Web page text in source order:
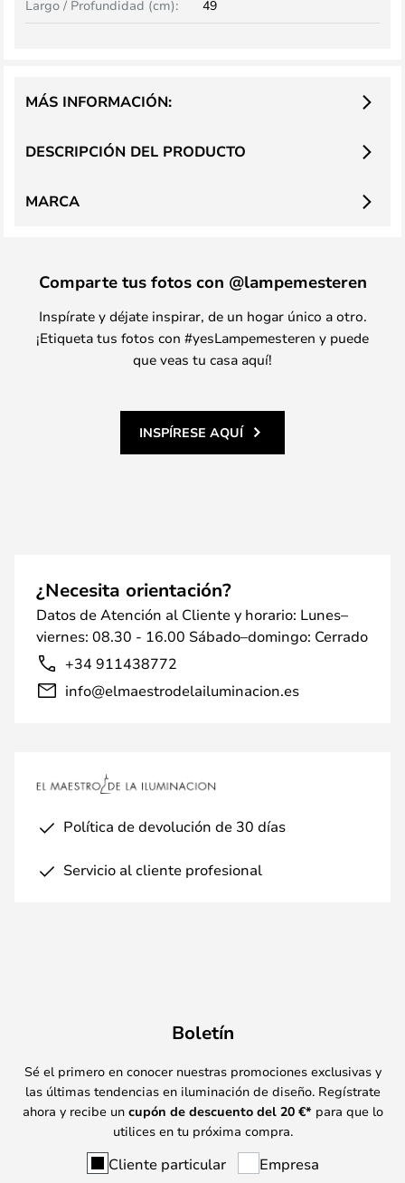
Largo / Profundidad (cm): 49
DESCRIPCIÓN DEL PRODUCTO
MÁS INFORMACIÓN:
MARCA
Comparte tus fotos con @lampemesteren
Inspírate y déjate inspirar, de un hogar único a otro.
¡Etiqueta tus fotos con #yesLampemesteren y puede
que veas tu casa aquí!
INSPÍRESE AQUÍ
¿Necesita orientación?
Datos de Atención al Cliente y horario: Lunes–
viernes: 08.30 - 16.00 Sábado–domingo: Cerrado
+34 911438772
info@elmaestrodelailuminacion.es
Política de devolución de 30 días
Servicio al cliente profesional
Boletín
Sé el primero en conocer nuestras promociones exclusivas y
las últimas tendencias en iluminación de diseño. Regístrate
ahora y recibe un cupón de descuento del 20 €* para que lo
utilices en tu próxima compra.
Cliente particular Empresa